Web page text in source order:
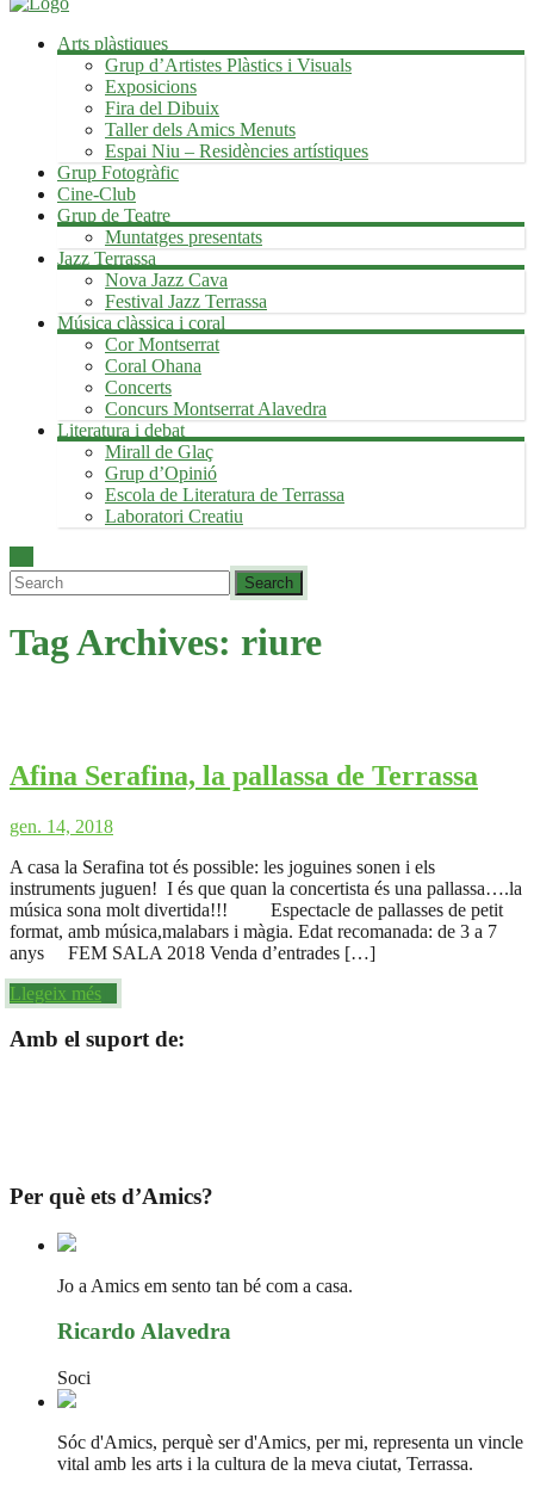
Arts plàstiques
Grup d’Artistes Plàstics i Visuals
Exposicions
Fira del Dibuix
Taller dels Amics Menuts
Espai Niu – Residències artístiques
Grup Fotogràfic
Cine-Club
Grup de Teatre
Muntatges presentats
Jazz Terrassa
Nova Jazz Cava
Festival Jazz Terrassa
Música clàssica i coral
Cor Montserrat
Coral Ohana
Concerts
Concurs Montserrat Alavedra
Literatura i debat
Mirall de Glaç
Grup d’Opinió
Escola de Literatura de Terrassa
Laboratori Creatiu
Tag Archives: riure
Afina Serafina, la pallassa de Terrassa
gen. 14, 2018
A casa la Serafina tot és possible: les joguines sonen i els
instruments juguen! I és que quan la concertista és una pallassa….la
música sona molt divertida!!! Espectacle de pallasses de petit
format, amb música,malabars i màgia. Edat recomanada: de 3 a 7
anys FEM SALA 2018 Venda d’entrades […]
Llegeix més
Amb el suport de:
Per què ets d’Amics?
Jo a Amics em sento tan bé com a casa.
Ricardo Alavedra
Soci
Sóc d'Amics, perquè ser d'Amics, per mi, representa un vincle
vital amb les arts i la cultura de la meva ciutat, Terrassa.